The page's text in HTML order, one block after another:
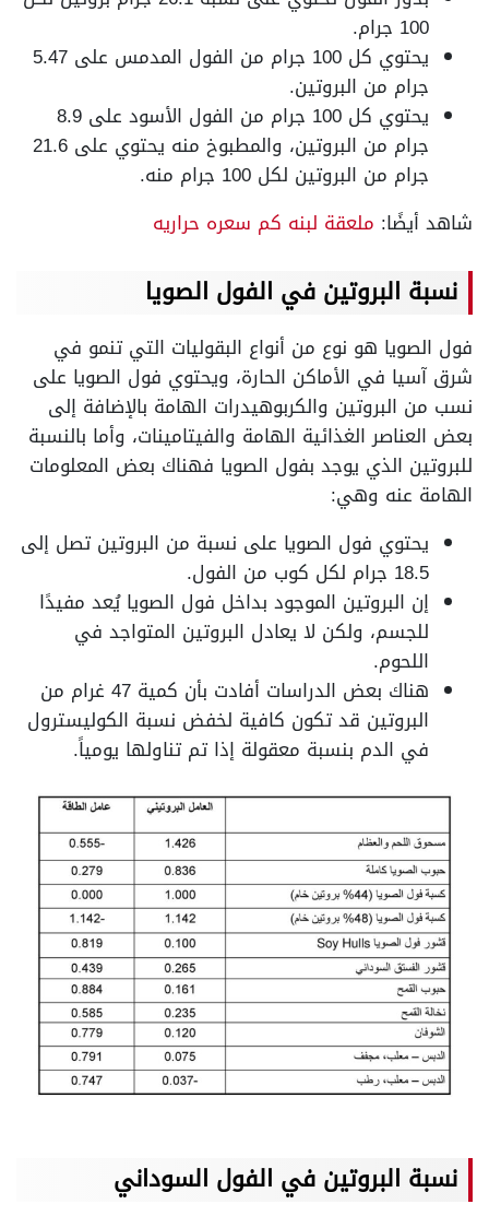
100 جرام.
يحتوي كل 100 جرام من الفول المدمس على 5.47
جرام من البروتين.
يحتوي كل 100 جرام من الفول الأسود على 8.9
جرام من البروتين، والمطبوخ منه يحتوي على 21.6
جرام من البروتين لكل 100 جرام منه.
شاهد أيضًا: ملعقة لبنه كم سعره حراريه
نسبة البروتين في الفول الصويا
فول الصويا هو نوع من أنواع البقوليات التي تنمو في
شرق آسيا في الأماكن الحارة، ويحتوي فول الصويا على
نسب من البروتين والكربوهيدرات الهامة بالإضافة إلى
بعض العناصر الغذائية الهامة والفيتامينات، وأما بالنسبة
للبروتين الذي يوجد بفول الصويا فهناك بعض المعلومات
الهامة عنه وهي:
يحتوي فول الصويا على نسبة من البروتين تصل إلى
18.5 جرام لكل كوب من الفول.
إن البروتين الموجود بداخل فول الصويا يُعد مفيدًا
للجسم، ولكن لا يعادل البروتين المتواجد في
اللحوم.
هناك بعض الدراسات أفادت بأن كمية 47 غرام من
البروتين قد تكون كافية لخفض نسبة الكوليسترول
في الدم بنسبة معقولة إذا تم تناولها يومياً.
نسبة البروتين في الفول السوداني